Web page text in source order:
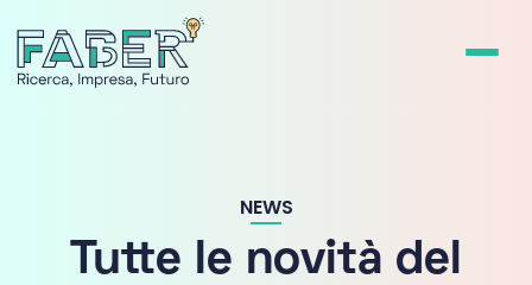
NEWS
Tutte le novità del